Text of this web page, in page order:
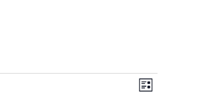
Lista